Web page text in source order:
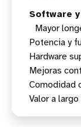
Software
Mayor
Potencia y
Hardware
Hardware
Mejoras
Funciones
Comodidad
Pequeños
Valor a